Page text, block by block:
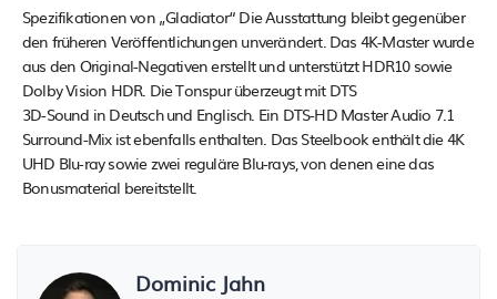
Spezifikationen von „Gladiator“ Die Ausstattung bleibt gegenüber
den früheren Veröffentlichungen unverändert. Das 4K-Master wurde
aus den Original-Negativen erstellt und unterstützt HDR10 sowie
Dolby Vision HDR. Die Tonspur überzeugt mit DTS
3D-Sound in Deutsch und Englisch. Ein DTS-HD Master Audio 7.1
Surround-Mix ist ebenfalls enthalten. Das Steelbook enthält die 4K
UHD Blu-ray sowie zwei reguläre Blu-rays, von denen eine das
Bonusmaterial bereitstellt.
Dominic Jahn